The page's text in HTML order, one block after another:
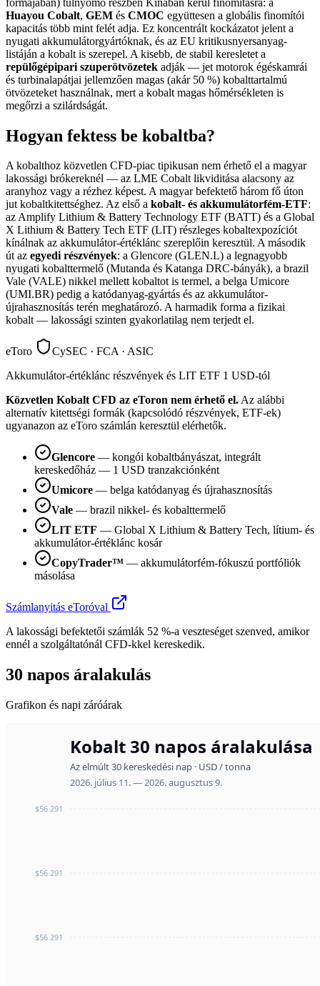
Huayou Cobalt, GEM és CMOC együttesen a globális finomítói
kapacitás több mint felét adja. Ez koncentrált kockázatot jelent a
nyugati akkumulátorgyártóknak, és az EU kritikusnyersanyag-
listáján a kobalt is szerepel. A kisebb, de stabil keresletet a
repülőgépipari szuperötvözetek adják — jet motorok égéskamrái
és turbinalapátjai jellemzően magas (akár 50 %) kobalttartalmú
ötvözeteket használnak, mert a kobalt magas hőmérsékleten is
megőrzi a szilárdságát.
Hogyan fektess be kobaltba?
A kobalthoz közvetlen CFD-piac tipikusan nem érhető el a magyar
lakossági brókereknél — az LME Cobalt likviditása alacsony az
aranyhoz vagy a rézhez képest. A magyar befektető három fő úton
jut kobaltkitettséghez. Az első a kobalt- és akkumulátorfém-ETF:
az Amplify Lithium & Battery Technology ETF (BATT) és a Global
X Lithium & Battery Tech ETF (LIT) részleges kobaltexpozíciót
kínálnak az akkumulátor-értéklánc szereplőin keresztül. A második
út az egyedi részvények: a Glencore (GLEN.L) a legnagyobb
nyugati kobalttermelő (Mutanda és Katanga DRC-bányák), a brazil
Vale (VALE) nikkel mellett kobaltot is termel, a belga Umicore
(UMI.BR) pedig a katódanyag-gyártás és az akkumulátor-
újrahasznosítás terén meghatározó. A harmadik forma a fizikai
kobalt — lakossági szinten gyakorlatilag nem terjedt el.
eToro
CySEC · FCA · ASIC
Akkumulátor-értéklánc részvények és LIT ETF 1 USD-tól
Közvetlen Kobalt CFD az eToron nem érhető el.Az alábbi
alternatív kitettségi formák (kapcsolódó részvények, ETF-ek)
ugyanazon az eToro számlán keresztül elérhetők.
Glencore — kongói kobaltbányászat, integrált
kereskedőház — 1 USD tranzakciónként
Umicore — belga katódanyag és újrahasznosítás
Vale — brazil nikkel- és kobalttermelő
LIT ETF — Global X Lithium & Battery Tech, lítium- és
akkumulátor-értéklánc kosár
CopyTrader™ — akkumulátorfém-fókuszú portfóliók
másolása
Számlanyitás eToróval
A lakossági befektetői számlák 52 %-a veszteséget szenved, amikor
ennél a szolgáltatónál CFD-kkel kereskedik.
30 napos áralakulás
Grafikon és napi záróárak